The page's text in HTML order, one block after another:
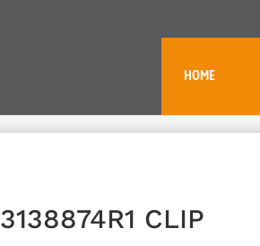
HOME
3138874R1 CLIP